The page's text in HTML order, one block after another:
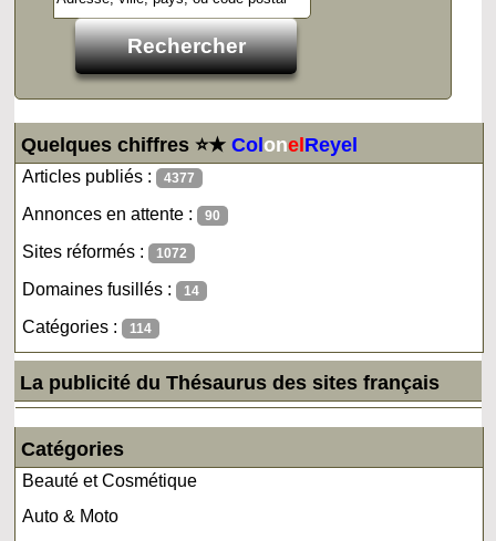
Quelques chiffres ⭐★ColonelReyel
Articles publiés : 4377
Annonces en attente : 90
Sites réformés : 1072
Domaines fusillés : 14
Catégories : 114
La publicité du Thésaurus des sites français
Catégories
Beauté et Cosmétique
Auto & Moto